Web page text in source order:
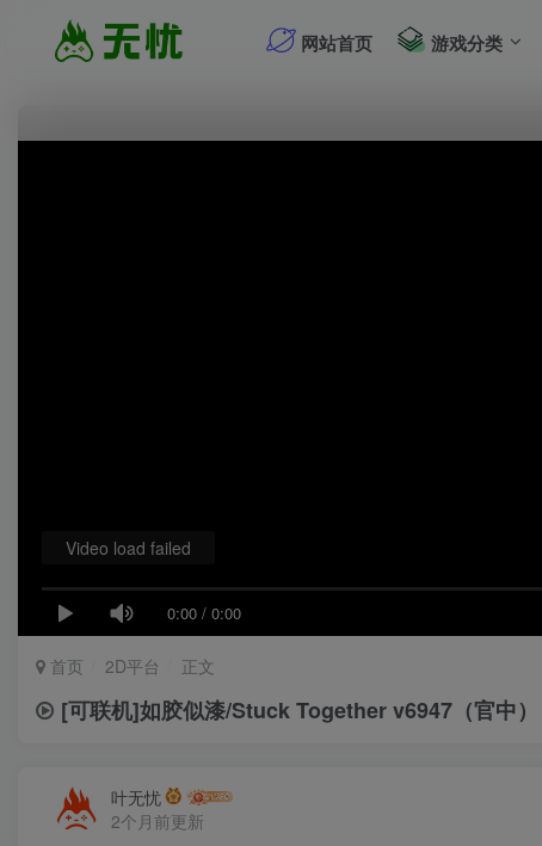
网站首页 游戏分类
0:00 / 0:00
Video load failed
首页 2D平台 正文
[可联机]如胶似漆/Stuck Together v6947（官中）
叶无忧
2个月前更新